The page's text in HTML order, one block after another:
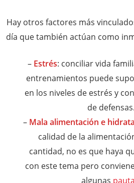
Hay otros factores más
día que también actúan como
– Estrés: conciliar vida
entrenamientos puede
en los niveles de estrés y
de defensas.
– Mala alimentación e
calidad de la
cantidad, no es que haya
con este tema pero
algunas